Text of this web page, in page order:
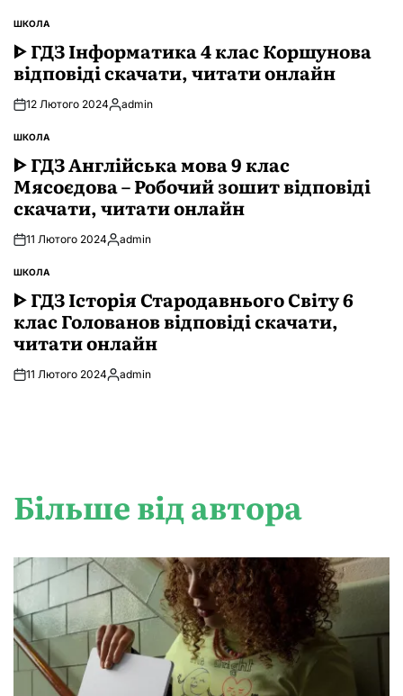
ОПУБЛІКУВАТИ
У
ШКОЛА
ᐈ ГДЗ Інформатика 4 клас Коршунова
відповіді скачати, читати онлайн
12 Лютого 2024Опубліковано
admin
ОПУБЛІКУВАТИ
У
ШКОЛА
ᐈ ГДЗ Англійська мова 9 клас
Мясоєдова – Робочий зошит відповіді
скачати, читати онлайн
11 Лютого 2024Опубліковано
admin
ОПУБЛІКУВАТИ
У
ШКОЛА
ᐈ ГДЗ Історія Стародавнього Свiту 6
клас Голованов відповіді скачати,
читати онлайн
11 Лютого 2024Опубліковано
admin
Більше від автора